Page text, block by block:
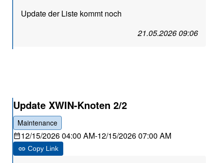
Update der Liste kommt noch
21.05.2026 09:06
Update XWIN-Knoten 2/2
Maintenance
12/15/2026 04:00 AM-12/15/2026 07:00 AM
Copy Link